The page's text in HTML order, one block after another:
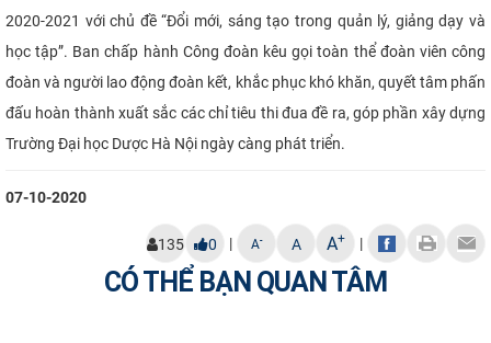
2020-2021 với chủ đề “Đổi mới, sáng tạo trong quản lý, giảng dạy và
học tập”. Ban chấp hành Công đoàn kêu gọi toàn thể đoàn viên công
đoàn và người lao động đoàn kết, khắc phục khó khăn, quyết tâm phấn
đấu hoàn thành xuất sắc các chỉ tiêu thi đua đề ra, góp phần xây dựng
Trường Đại học Dược Hà Nội ngày càng phát triển.​
07-10-2020
135 0 | A- A A+ |
CÓ THỂ BẠN QUAN TÂM